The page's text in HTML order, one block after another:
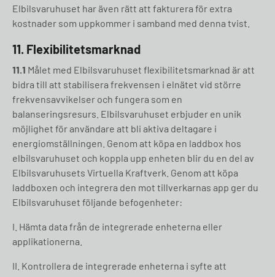
Elbilsvaruhuset har även rätt att fakturera för extra
kostnader som uppkommer i samband med denna tvist.
11. Flexibilitetsmarknad
11.1 Målet med Elbilsvaruhuset flexibilitetsmarknad är att
bidra till att stabilisera frekvensen i elnätet vid större
frekvensavvikelser och fungera som en
balanseringsresurs. Elbilsvaruhuset erbjuder en unik
möjlighet för användare att bli aktiva deltagare i
energiomställningen. Genom att köpa en laddbox hos
elbilsvaruhuset och koppla upp enheten blir du en del av
Elbilsvaruhusets Virtuella Kraftverk. Genom att köpa
laddboxen och integrera den mot tillverkarnas app ger du
Elbilsvaruhuset följande befogenheter:
I. Hämta data från de integrerade enheterna eller
applikationerna.
II. Kontrollera de integrerade enheterna i syfte att